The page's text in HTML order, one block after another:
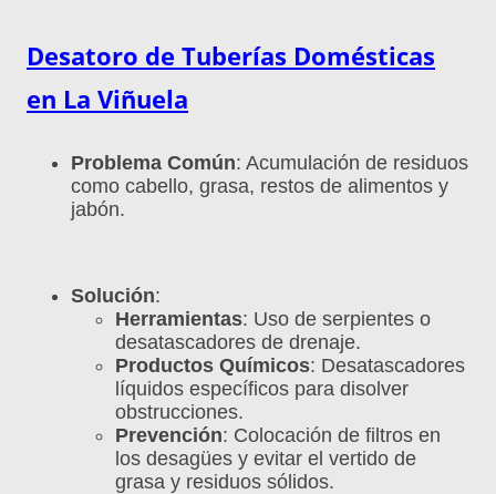
Desatoro de Tuberías Domésticas
en La Viñuela
Problema Común: Acumulación de residuos
como cabello, grasa, restos de alimentos y
jabón.
Solución:
Herramientas: Uso de serpientes o
desatascadores de drenaje.
Productos Químicos: Desatascadores
líquidos específicos para disolver
obstrucciones.
Prevención: Colocación de filtros en
los desagües y evitar el vertido de
grasa y residuos sólidos.